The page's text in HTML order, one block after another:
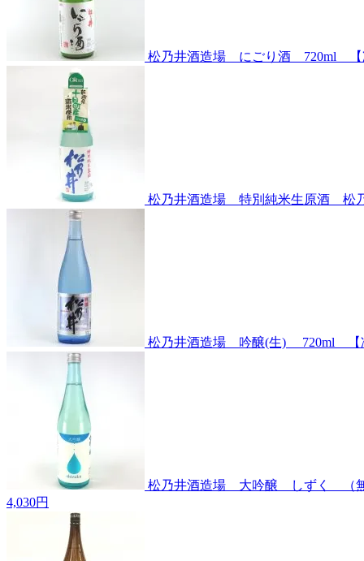
松乃井酒造場 にごり酒 720ml 【
松乃井酒造場 特別純米生原酒 松
松乃井酒造場 吟醸(生) 720ml 【
松乃井酒造場 大吟醸 しずく （
4,030円